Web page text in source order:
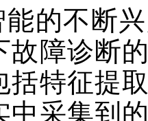
能的不断
故障诊断
括特征提
中采集到